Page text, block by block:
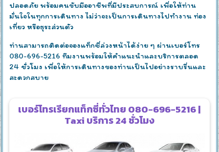
ปลอดภัย พร้อมคนขับมืออาชีพที่มีประสบการณ์ เพื่อให้ท่าน
มั่นใจในทุกการเดินทาง ไม่ว่าจะเป็นการเดินทางไปทำงาน ท่อง
เที่ยว หรือธุระส่วนตัว
ท่านสามารถติดต่อจองแท็กซี่ล่วงหน้าได้ง่าย ๆ ผ่านเบอร์โทร
080-696-5216 ทีมงานพร้อมให้คำแนะนำและบริการตลอด
24 ชั่วโมง เพื่อให้การเดินทางของท่านเป็นไปอย่างราบรื่นและ
สะดวกสบาย
เบอร์โทรเรียกแท็กซี่ทั่วไทย 080-696-5216 |
Taxi บริการ 24 ชั่วโมง